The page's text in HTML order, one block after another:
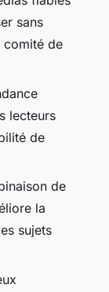
sans
comité de
lecteurs
de
de
la
sujets